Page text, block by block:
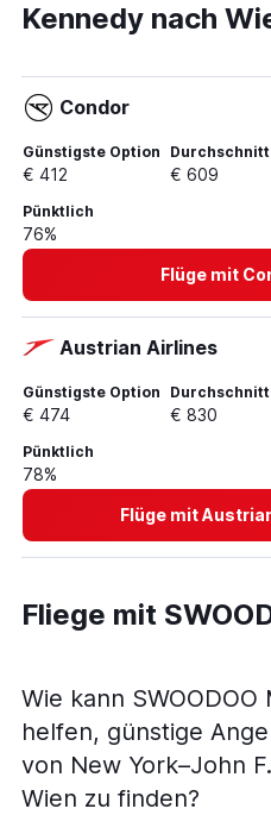
Flüge von New York La
Kennedy nach
Condor
Günstigste Option
€ 412
Durchschnitt
€ 609
Pünktlich
76%
Flüge mit
Austrian Airlines
Günstigste Option
€ 474
Durchschnitt
€ 830
Pünktlich
78%
Flüge mit
Fliege mit
Wie kann
helfen, günstige
von New York–John
Wien zu finden?